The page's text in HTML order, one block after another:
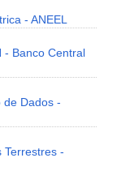
- ANEEL
- Banco Central
de Dados -
Terrestres -